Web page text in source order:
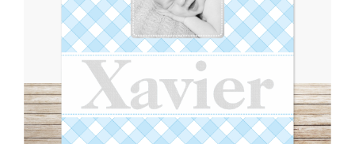
Etiketten
Flyers
Folders
Foto's
Geboortekaartjes
Hand-outs/Losbladig